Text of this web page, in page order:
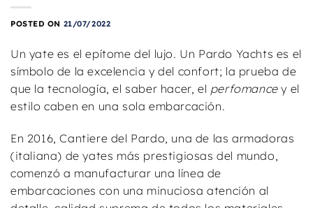
POSTED ON 21/07/2022
Un yate es el epítome del lujo. Un Pardo Yachts es el
símbolo de la excelencia y del confort; la prueba de
que la tecnología, el saber hacer, el perfomancey el
estilo caben en una sola embarcación.
En 2016, Cantiere del Pardo, una de las armadoras
(italiana) de yates más prestigiosas del mundo,
comenzó a manufacturar una línea de
embarcaciones con una minuciosa atención al